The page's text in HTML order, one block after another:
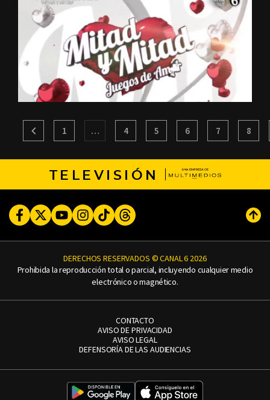
1 … 4 5 6 7 8
TELEVISIÓN
FacebookTwitterYoutubeInstagram
TikTokThreads
DERECHOS RESERVADOS © CANAL 6 2026
Prohibida la reproducción total o parcial, incluyendo cualquier medio
electrónico o magnético.
CONTACTO
AVISO DE PRIVACIDAD
AVISO LEGAL
DEFENSORÍA DE LAS AUDIENCIAS